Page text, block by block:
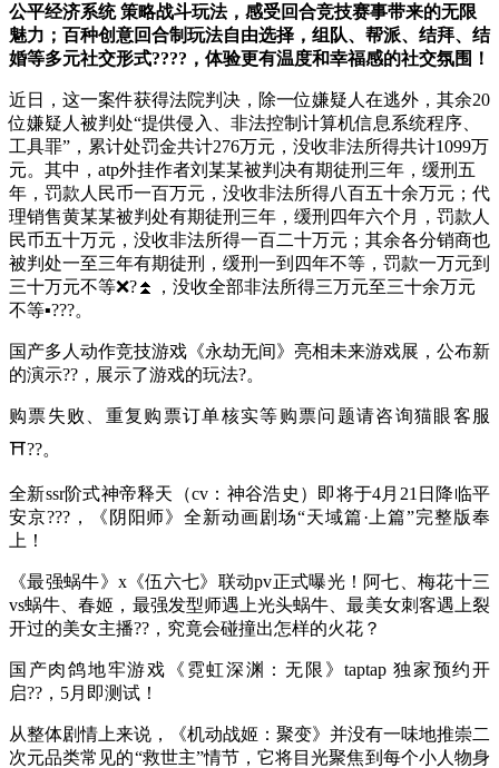
公平经济系统 策略战斗玩法，感受回合竞技赛事带来的无限
魅力；百种创意回合制玩法自由选择，组队、帮派、结拜、结
婚等多元社交形式????，体验更有温度和幸福感的社交氛围！
近日，这一案件获得法院判决，除一位嫌疑人在逃外，其余20
位嫌疑人被判处“提供侵入、非法控制计算机信息系统程序、
工具罪”，累计处罚金共计276万元，没收非法所得共计1099万
元。其中，atp外挂作者刘某某被判决有期徒刑三年，缓刑五
年，罚款人民币一百万元，没收非法所得八百五十余万元；代
理销售黄某某被判处有期徒刑三年，缓刑四年六个月，罚款人
民币五十万元，没收非法所得一百二十万元；其余各分销商也
被判处一至三年有期徒刑，缓刑一到四年不等，罚款一万元到
三十万元不等❌?⏫，没收全部非法所得三万元至三十余万元
不等▪???。
国产多人动作竞技游戏《永劫无间》亮相未来游戏展，公布新
的演示??，展示了游戏的玩法?。
购票失败、重复购票订单核实等购票问题请咨询猫眼客服
⛩??。
全新ssr阶式神帝释天（cv：神谷浩史）即将于4月21日降临平
安京???，《阴阳师》全新动画剧场“天域篇·上篇”完整版奉
上！
《最强蜗牛》x《伍六七》联动pv正式曝光！阿七、梅花十三
vs蜗牛、春姬，最强发型师遇上光头蜗牛、最美女刺客遇上裂
开过的美女主播??，究竟会碰撞出怎样的火花？
国产肉鸽地牢游戏《霓虹深渊：无限》taptap 独家预约开
启??，5月即测试！
从整体剧情上来说，《机动战姬：聚变》并没有一味地推崇二
次元品类常见的“救世主”情节，它将目光聚焦到每个小人物身